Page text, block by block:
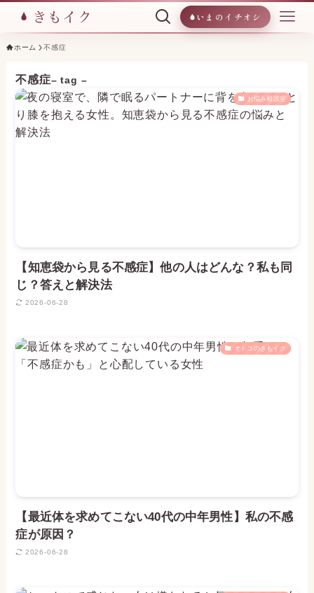
いまのイチオシ
ホーム 不感症
不感症– tag –
お悩み相談室
【知恵袋から見る不感症】他の人はどんな？私も同
じ？答えと解決法
2026-06-28
オトコのきもイク
【最近体を求めてこない40代の中年男性】私の不感
症が原因？
2026-06-28